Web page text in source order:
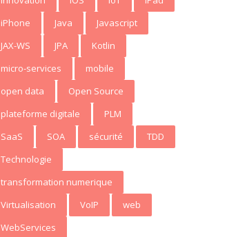
iPhone
Java
Javascript
JAX-WS
JPA
Kotlin
micro-services
mobile
open data
Open Source
plateforme digitale
PLM
SaaS
SOA sécurité
TDD
Technologie
transformation numerique
Virtualisation
VoIP
web
WebServices